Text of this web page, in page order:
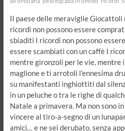
Il paese delle meraviglie
ricordi non possono essere
sbiaditi I ricordi non possono
essere scambiati con un caffè I
mentre gironzoli per le vie, mentre
maglione e ti arrotoli l’ennesima
su manifestanti inghiottiti dal
in un peluche o tra le righe di
Natale a primavera. Ma non sono
vincere al tiro-a-segno di un
amici… e ne sei derubato, senza